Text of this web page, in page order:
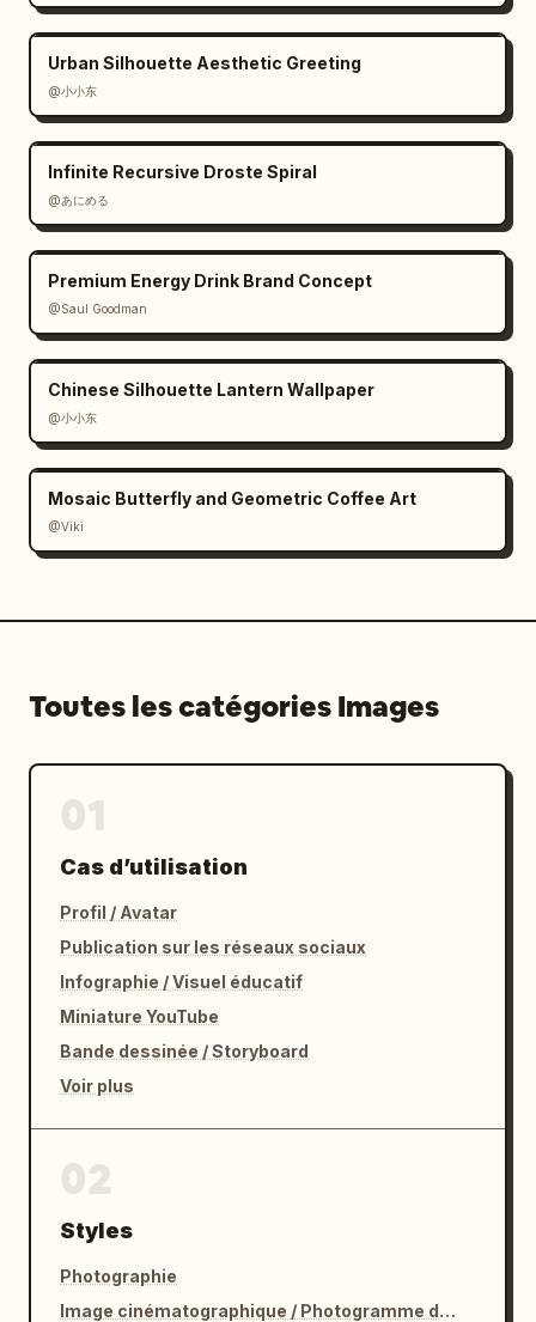
Urban Silhouette Aesthetic Greeting
@小小东
Infinite Recursive Droste Spiral
@あにめる
Premium Energy Drink Brand Concept
@Saul Goodman
Chinese Silhouette Lantern Wallpaper
@小小东
Mosaic Butterfly and Geometric Coffee Art
@Viki
Toutes les catégories Images
Cas d’utilisation
Profil / Avatar
Publication sur les réseaux sociaux
Infographie / Visuel éducatif
Miniature YouTube
Bande dessinée / Storyboard
Voir plus
Styles
Photographie
Image cinématographique / Photogramme de film